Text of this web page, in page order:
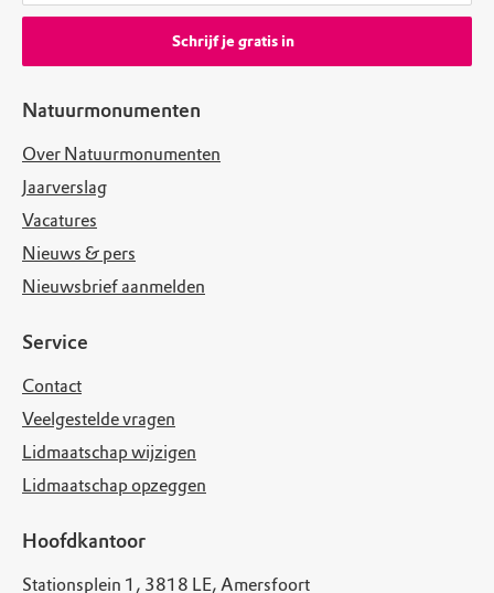
Natuurmonumenten
Over Natuurmonumenten
Jaarverslag
Vacatures
Nieuws & pers
Nieuwsbrief aanmelden
Service
Contact
Veelgestelde vragen
Lidmaatschap wijzigen
Lidmaatschap opzeggen
Hoofdkantoor
Stationsplein 1, 3818 LE, Amersfoort
Schrijf je gratis in